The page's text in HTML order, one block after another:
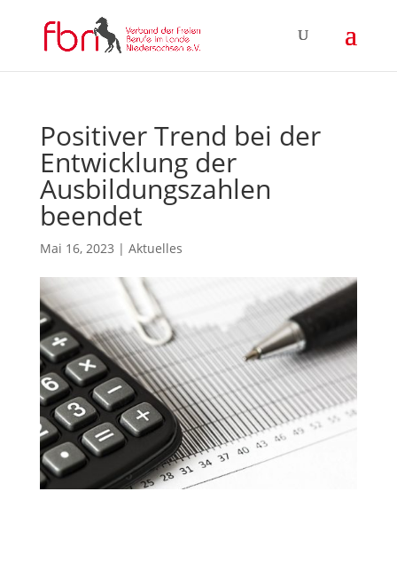
Positiver Trend bei der
Entwicklung der
Ausbildungszahlen
beendet
Mai 16, 2023 | Aktuelles